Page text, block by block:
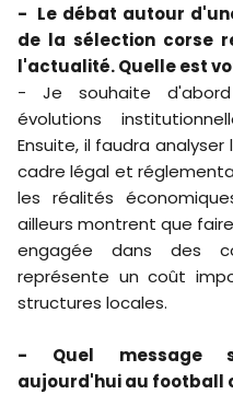
- Le débat autour
de la sélection corse
l'actualité. Quelle est
- Je souhaite
évolutions
Ensuite, il faudra
cadre légal et
les réalités
ailleurs montrent que
engagée dans des
représente un coût
structures locales.
- Quel message
aujourd'hui au football